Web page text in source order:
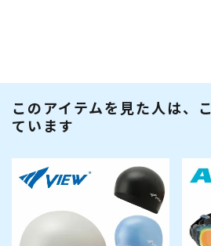
このアイテムを見た人は、
ています